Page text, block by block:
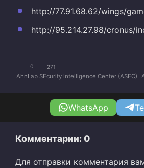
http://77.91.68.62/wings/
http://95.214.27.98/cronus/
0 271
AhnLab SEcurity intelligence Center (ASEC)
WhatsApp
Комментарии: 0
Для отправки комментария